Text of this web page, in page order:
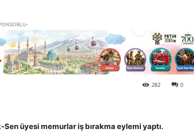
0
282
üyesi memurlar iş bırakma eylemi yaptı.